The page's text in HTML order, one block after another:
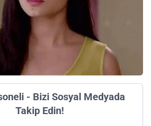
- Bizi Sosyal Medyada
Takip Edin!